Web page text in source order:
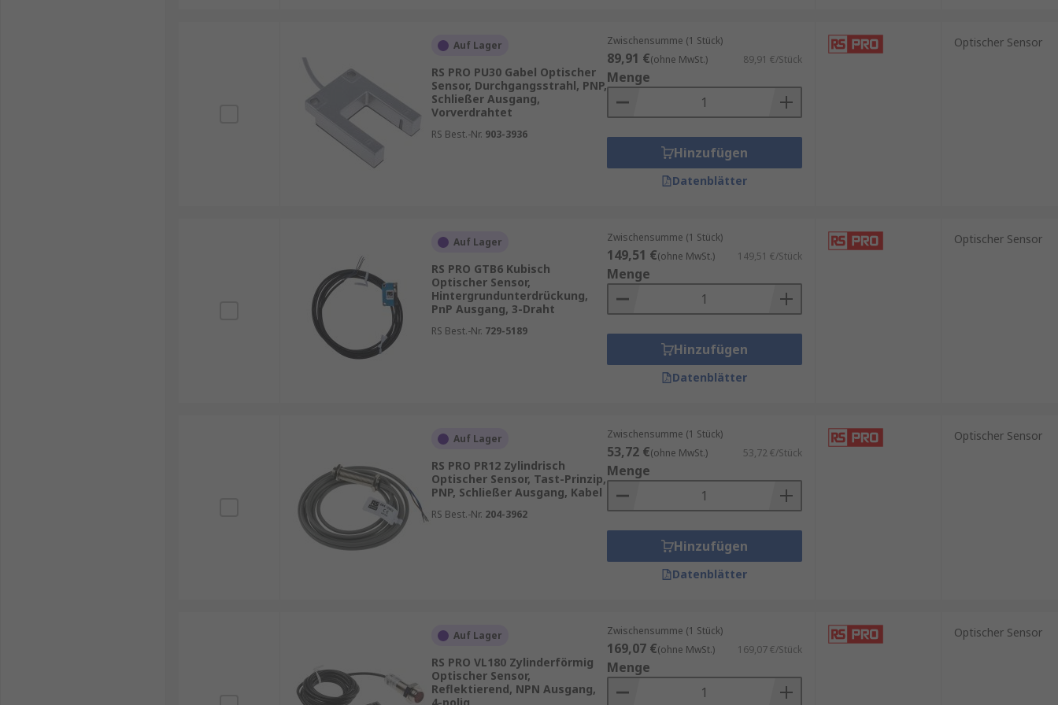
Auf Lager
RS PRO PU30 Gabel Optischer
Sensor, Durchgangsstrahl, PNP,
Schließer Ausgang,
Vorverdrahtet
RS Best.-Nr. 903-3936
Zwischensumme (1 Stück)
89,91 €(ohne MwSt.) 89,91 €/Stück
Menge
Hinzufügen
Datenblätter
Optischer Sensor
Auf Lager
RS PRO GTB6 Kubisch
Optischer Sensor,
Hintergrundunterdrückung,
PnP Ausgang, 3-Draht
RS Best.-Nr. 729-5189
Zwischensumme (1 Stück)
149,51 €(ohne MwSt.) 149,51 €/Stück
Menge
Hinzufügen
Datenblätter
Optischer Sensor
Auf Lager
RS PRO PR12 Zylindrisch
Optischer Sensor, Tast-Prinzip,
PNP, Schließer Ausgang, Kabel
RS Best.-Nr. 204-3962
Zwischensumme (1 Stück)
53,72 €(ohne MwSt.) 53,72 €/Stück
Menge
Hinzufügen
Datenblätter
Optischer Sensor
Auf Lager
RS PRO VL180 Zylinderförmig
Optischer Sensor,
Reflektierend, NPN Ausgang,
Zwischensumme (1 Stück)
169,07 €(ohne MwSt.) 169,07 €/Stück
Menge
Optischer Sensor